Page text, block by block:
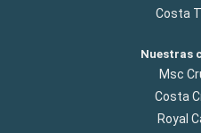
Costa
Nuestras
Msc
Costa
Royal